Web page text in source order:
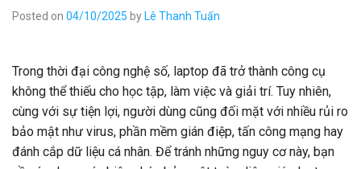
Posted on 04/10/2025 by Lê Thanh Tuấn
Trong thời đại công nghệ số, laptop đã trở thành công cụ
không thể thiếu cho học tập, làm việc và giải trí. Tuy nhiên,
cùng với sự tiện lợi, người dùng cũng đối mặt với nhiều rủi ro
bảo mật như virus, phần mềm gián điệp, tấn công mạng hay
đánh cắp dữ liệu cá nhân. Để tránh những nguy cơ này, bạn